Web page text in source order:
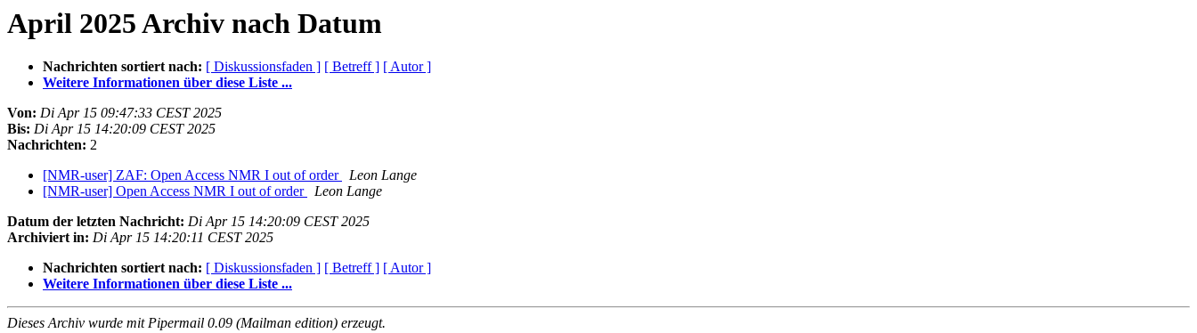
April 2025 Archiv nach Datum
Nachrichten sortiert nach: [ Diskussionsfaden ] [ Betreff ] [ Autor ]
Weitere Informationen über diese Liste ...
Von: Di Apr 15 09:47:33 CEST 2025
Bis: Di Apr 15 14:20:09 CEST 2025
Nachrichten: 2
[NMR-user] ZAF: Open Access NMR I out of order
Leon Lange
[NMR-user] Open Access NMR I out of order
Leon Lange
Datum der letzten Nachricht: Di Apr 15 14:20:09 CEST 2025
Archiviert in: Di Apr 15 14:20:11 CEST 2025
Nachrichten sortiert nach: [ Diskussionsfaden ] [ Betreff ] [ Autor ]
Weitere Informationen über diese Liste ...
Dieses Archiv wurde mit Pipermail 0.09 (Mailman edition) erzeugt.